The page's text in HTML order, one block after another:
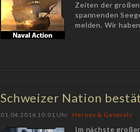
Zeiten der
spannenden
melden. Wir
Schweizer Nation
01.04.2016 10:01 Uhr Heroes & Generals
Im nächste